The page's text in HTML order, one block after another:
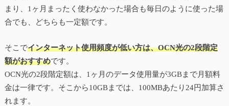
まり、1ヶ月まったく使わなかった場合も毎日のように使った場
合でも、どちらも一定額です。
そこでインターネット使用頻度が低い方は、OCN光の2段階定
額がおすすめです。
OCN光の2段階定額は、1ヶ月のデータ使用量が3GBまで月額料
金は一律です。そこから10GBまでは、100MBあたり24円加算さ
れます。